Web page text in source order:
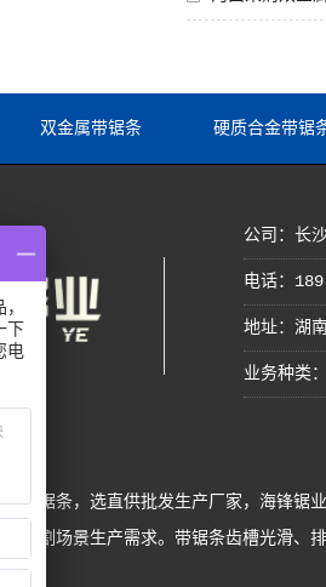
双金属带锯条 硬质合金带锯
公司：长
电话：
地址：湖
业务种类
带锯条，选直供批发生产厂家，海锋
切割场景生产需求。带锯条齿槽光滑
下
电